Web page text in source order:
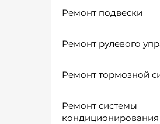
Ремонт подвески
Ремонт рулевого
Ремонт тормозной
Ремонт системы
кондиционирования